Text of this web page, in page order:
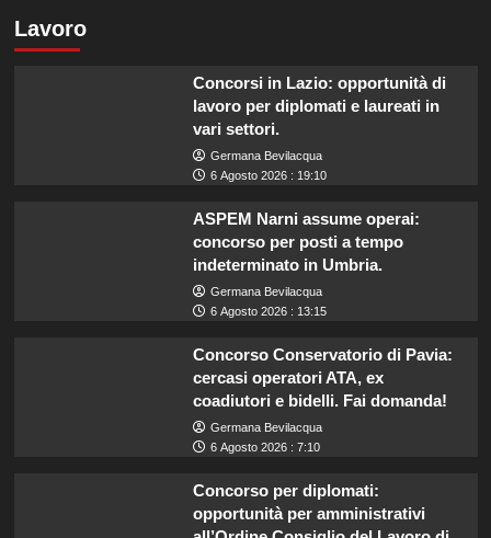
Lavoro
Concorsi in Lazio: opportunità di
lavoro per diplomati e laureati in
vari settori.
Germana Bevilacqua
6 Agosto 2026 : 19:10
ASPEM Narni assume operai:
concorso per posti a tempo
indeterminato in Umbria.
Germana Bevilacqua
6 Agosto 2026 : 13:15
Concorso Conservatorio di Pavia:
cercasi operatori ATA, ex
coadiutori e bidelli. Fai domanda!
Germana Bevilacqua
6 Agosto 2026 : 7:10
Concorso per diplomati:
opportunità per amministrativi